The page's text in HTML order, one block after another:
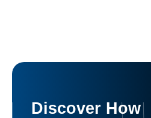
Discover How